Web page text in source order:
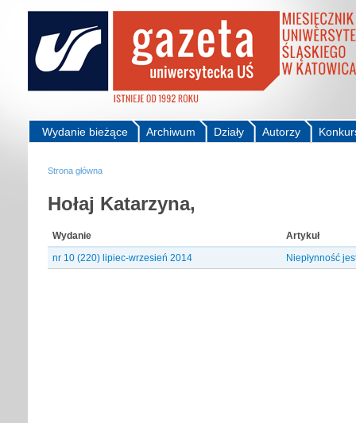
Autorzy
Działy
Archiwum
Wydanie bieżące
Strona główna
Hołaj Katarzyna,
Wydanie
Artykuł
nr 10 (220) lipiec-wrzesień 2014
Niepłynność